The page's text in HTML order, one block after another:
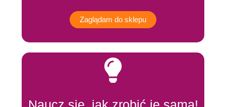
Zaglądam do sklepu